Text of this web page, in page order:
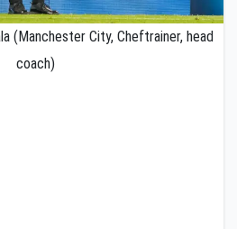
(Manchester City, Cheftrainer, head
coach)